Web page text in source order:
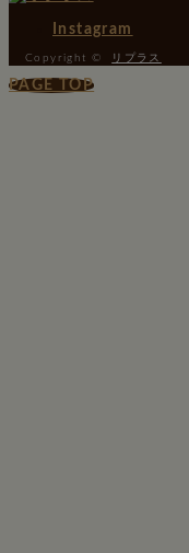
Instagram
Copyright © リプラス
PAGE TOP